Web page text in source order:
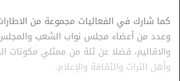
كما شارك في الفعاليات مجموعة من
وعدد من أعضاء مجلس نواب الشعب
والاقاليم، فضلا عن ثلة من ممثلي مكونات
وأهل التراث والثقافة والإعلام.